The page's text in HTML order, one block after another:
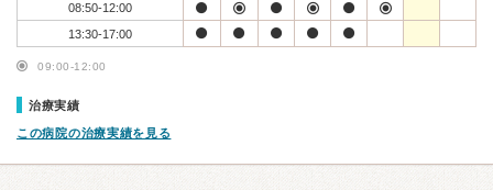
08:50-12:00
13:30-17:00
09:00-12:00
治療実績
この病院の治療実績を見る